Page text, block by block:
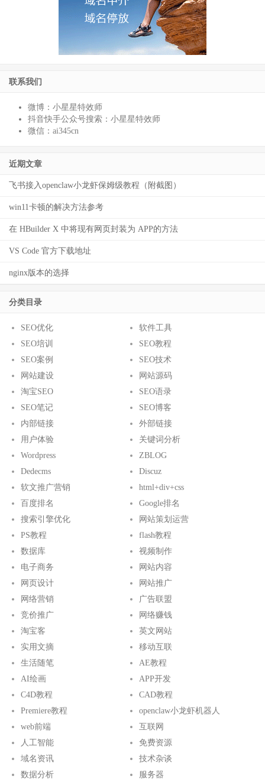
联系我们
微博：小星星特效师
抖音快手公众号搜索：小星星特效师
微信：ai345cn
近期文章
飞书接入openclaw小龙虾保姆级教程（附截图）
win11卡顿的解决方法参考
在 HBuilder X 中将现有网页封装为 APP的方法
VS Code 官方下载地址
nginx版本的选择
分类目录
SEO优化
软件工具
SEO培训
SEO教程
SEO案例
SEO技术
网站建设
网站源码
淘宝SEO
SEO语录
SEO笔记
SEO博客
内部链接
外部链接
用户体验
关键词分析
Wordpress
ZBLOG
Dedecms
Discuz
软文推广营销
html+div+css
百度排名
Google排名
搜索引擎优化
网站策划运营
PS教程
flash教程
数据库
视频制作
电子商务
网站内容
网页设计
网站推广
网络营销
广告联盟
竞价推广
网络赚钱
淘宝客
英文网站
实用文摘
移动互联
生活随笔
AE教程
AI绘画
APP开发
C4D教程
CAD教程
Premiere教程
openclaw小龙虾机器人
web前端
互联网
人工智能
免费资源
域名资讯
技术杂谈
数据分析
服务器